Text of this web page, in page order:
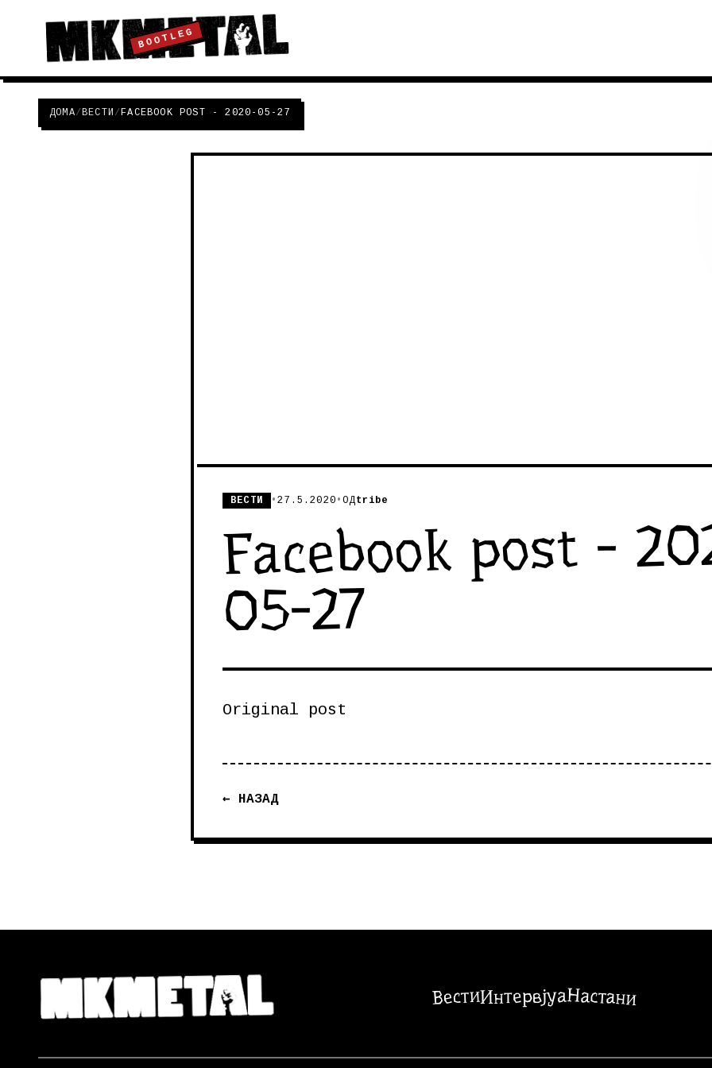
BOOTLEG
ДОМА/ВЕСТИ /FACEBOOK POST - 2020-05-27
ВЕСТИ •27.5.2020 •ОДtribe
Facebook post -
05-27
Original post
← НАЗАД
ВестиИнтервјуаНастани